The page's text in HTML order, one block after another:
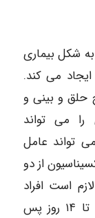
شکل بیماری
می کند.
حلق و بینی و
می تواند
تواند عامل
از دو
است افراد
بیمار ۲۴ ساعت قبل از تأیید آزمایش و تا ۱۴ روز پس